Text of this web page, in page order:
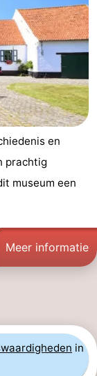
en
prachtig
museum een
Meer informatie
in